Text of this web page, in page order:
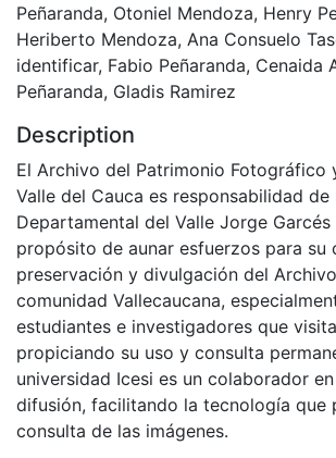
Peñaranda, Otoniel Mendoza, Henry
Heriberto Mendoza, Ana Consuelo
identificar, Fabio Peñaranda, Cenaida
Peñaranda, Gladis Ramirez
Description
El Archivo del Patrimonio Fotográfico
Valle del Cauca es responsabilidad
Departamental del Valle Jorge
propósito de aunar esfuerzos para su
preservación y divulgación del
comunidad Vallecaucana,
estudiantes e investigadores que
propiciando su uso y consulta
universidad Icesi es un colaborador
difusión, facilitando la tecnología que
consulta de las imágenes.